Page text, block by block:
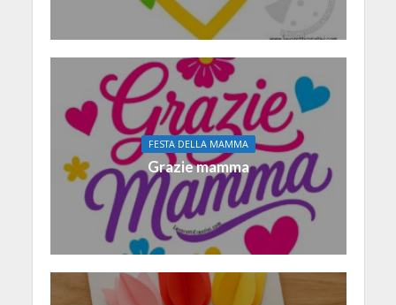
FESTA DELLA MAMMA
Grazie mamma